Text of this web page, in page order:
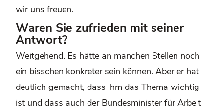
wir uns freuen.
Waren Sie zufrieden mit seiner
Antwort?
Weitgehend. Es hätte an manchen Stellen noch
ein bisschen konkreter sein können. Aber er hat
deutlich gemacht, dass ihm das Thema wichtig
ist und dass auch der Bundesminister für Arbeit